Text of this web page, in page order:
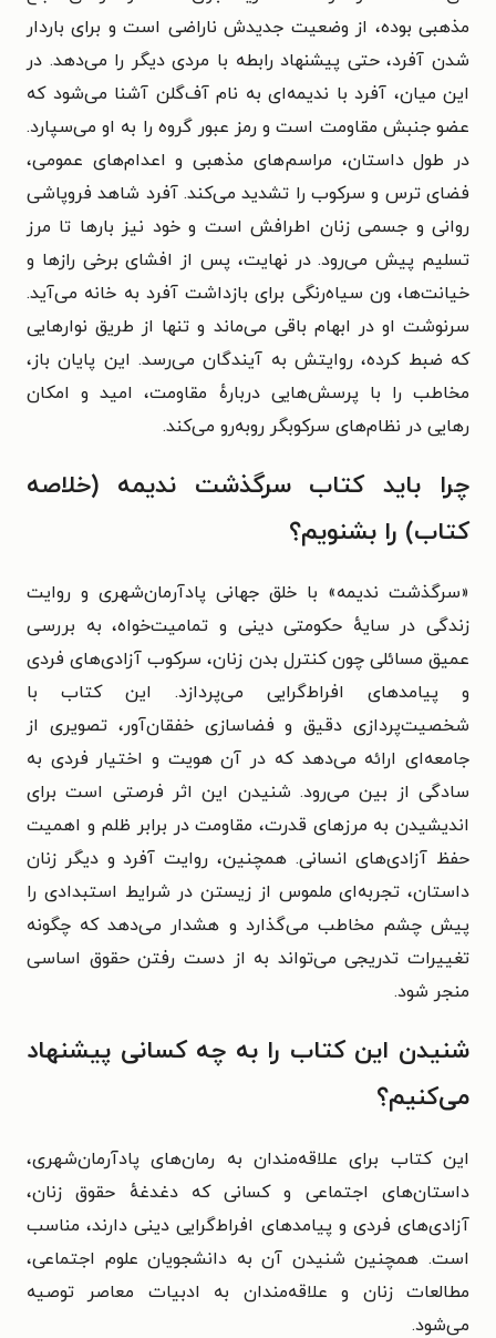
مذهبی بوده، از وضعیت جدیدش ناراضی است و برای باردار
شدن آفرد، حتی پیشنهاد رابطه با مردی دیگر را می‌دهد. در
این میان، آفرد با ندیمه‌ای به نام آف‌گلن آشنا می‌شود که
عضو جنبش مقاومت است و رمز عبور گروه را به او می‌سپارد.
در طول داستان، مراسم‌های مذهبی و اعدام‌های عمومی،
فضای ترس و سرکوب را تشدید می‌کند. آفرد شاهد فروپاشی
روانی و جسمی زنان اطرافش است و خود نیز بارها تا مرز
تسلیم پیش می‌رود. در نهایت، پس از افشای برخی رازها و
خیانت‌ها، ون سیاه‌رنگی برای بازداشت آفرد به خانه می‌آید.
سرنوشت او در ابهام باقی می‌ماند و تنها از طریق نوارهایی
که ضبط کرده، روایتش به آیندگان می‌رسد. این پایان باز،
مخاطب را با پرسش‌هایی دربارهٔ مقاومت، امید و امکان
رهایی در نظام‌های سرکوبگر روبه‌رو می‌کند.
چرا باید کتاب سرگذشت ندیمه (خلاصه
کتاب) را بشنویم؟
«سرگذشت ندیمه» با خلق جهانی پادآرمان‌شهری و روایت
زندگی در سایهٔ حکومتی دینی و تمامیت‌خواه، به بررسی
عمیق مسائلی چون کنترل بدن زنان، سرکوب آزادی‌های فردی
و پیامدهای افراط‌گرایی می‌پردازد. این کتاب با
شخصیت‌پردازی دقیق و فضاسازی خفقان‌آور، تصویری از
جامعه‌ای ارائه می‌دهد که در آن هویت و اختیار فردی به
سادگی از بین می‌رود. شنیدن این اثر فرصتی است برای
اندیشیدن به مرزهای قدرت، مقاومت در برابر ظلم و اهمیت
حفظ آزادی‌های انسانی. همچنین، روایت آفرد و دیگر زنان
داستان، تجربه‌ای ملموس از زیستن در شرایط استبدادی را
پیش چشم مخاطب می‌گذارد و هشدار می‌دهد که چگونه
تغییرات تدریجی می‌تواند به از دست رفتن حقوق اساسی
منجر شود.
شنیدن این کتاب را به چه کسانی پیشنهاد
می‌کنیم؟
این کتاب برای علاقه‌مندان به رمان‌های پادآرمان‌شهری،
داستان‌های اجتماعی و کسانی که دغدغهٔ حقوق زنان،
آزادی‌های فردی و پیامدهای افراط‌گرایی دینی دارند، مناسب
است. همچنین شنیدن آن به دانشجویان علوم اجتماعی،
مطالعات زنان و علاقه‌مندان به ادبیات معاصر توصیه
می‌شود.